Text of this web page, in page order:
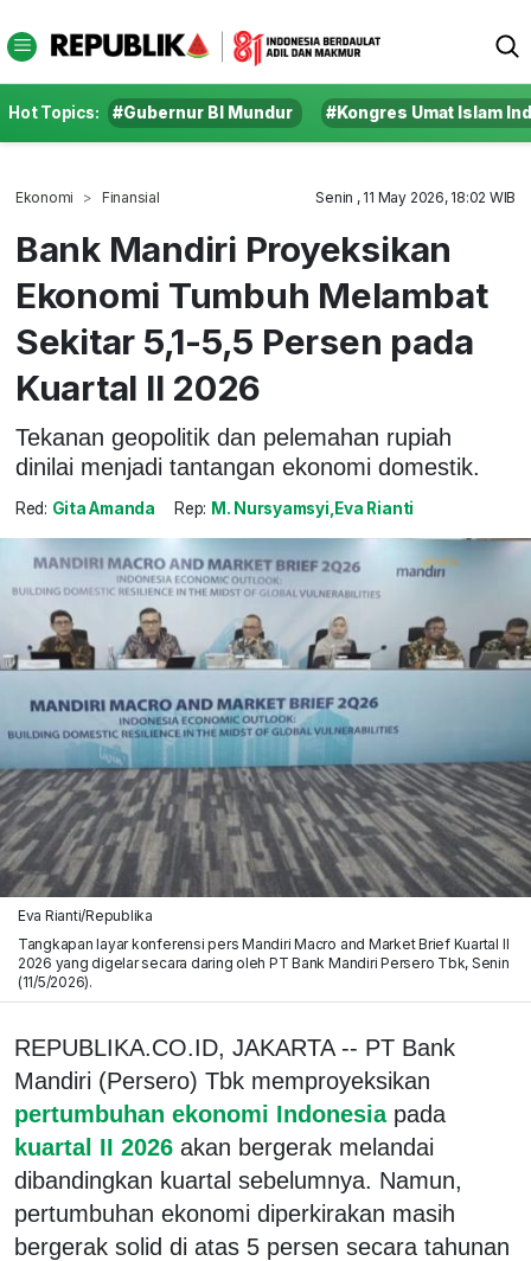
Hot Topics: #Gubernur BI Mundur #Kongres Umat Islam
Ekonomi Finansial Senin , 11 May 2026, 18:02 WIB
Bank Mandiri Proyeksikan
Ekonomi Tumbuh Melambat
Sekitar 5,1-5,5 Persen pada
Kuartal II 2026
Tekanan geopolitik dan pelemahan rupiah
dinilai menjadi tantangan ekonomi domestik.
Red: Gita Amanda Rep: M. Nursyamsyi,Eva Rianti
Eva Rianti/Republika
Tangkapan layar konferensi pers Mandiri Macro and Market Brief Kuartal II
2026 yang digelar secara daring oleh PT Bank Mandiri Persero Tbk, Senin
(11/5/2026).
REPUBLIKA.CO.ID, JAKARTA -- PT Bank
Mandiri (Persero) Tbk memproyeksikan
pertumbuhan ekonomi Indonesia pada
kuartal II 2026 akan bergerak melandai
dibandingkan kuartal sebelumnya. Namun,
pertumbuhan ekonomi diperkirakan masih
bergerak solid di atas 5 persen secara tahunan